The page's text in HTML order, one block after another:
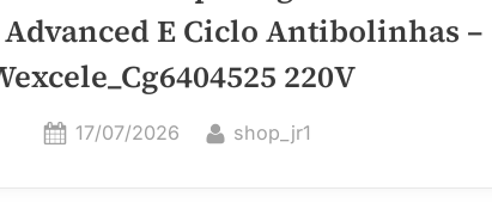
E Ciclo Antibolinhas –
220V
Posted
17/07/2026 By
shop_jr1